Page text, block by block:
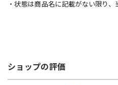
・状態は商品名に記載がない限り、
ショップの評価